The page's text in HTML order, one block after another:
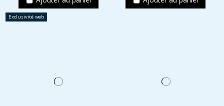
Exclusivité web